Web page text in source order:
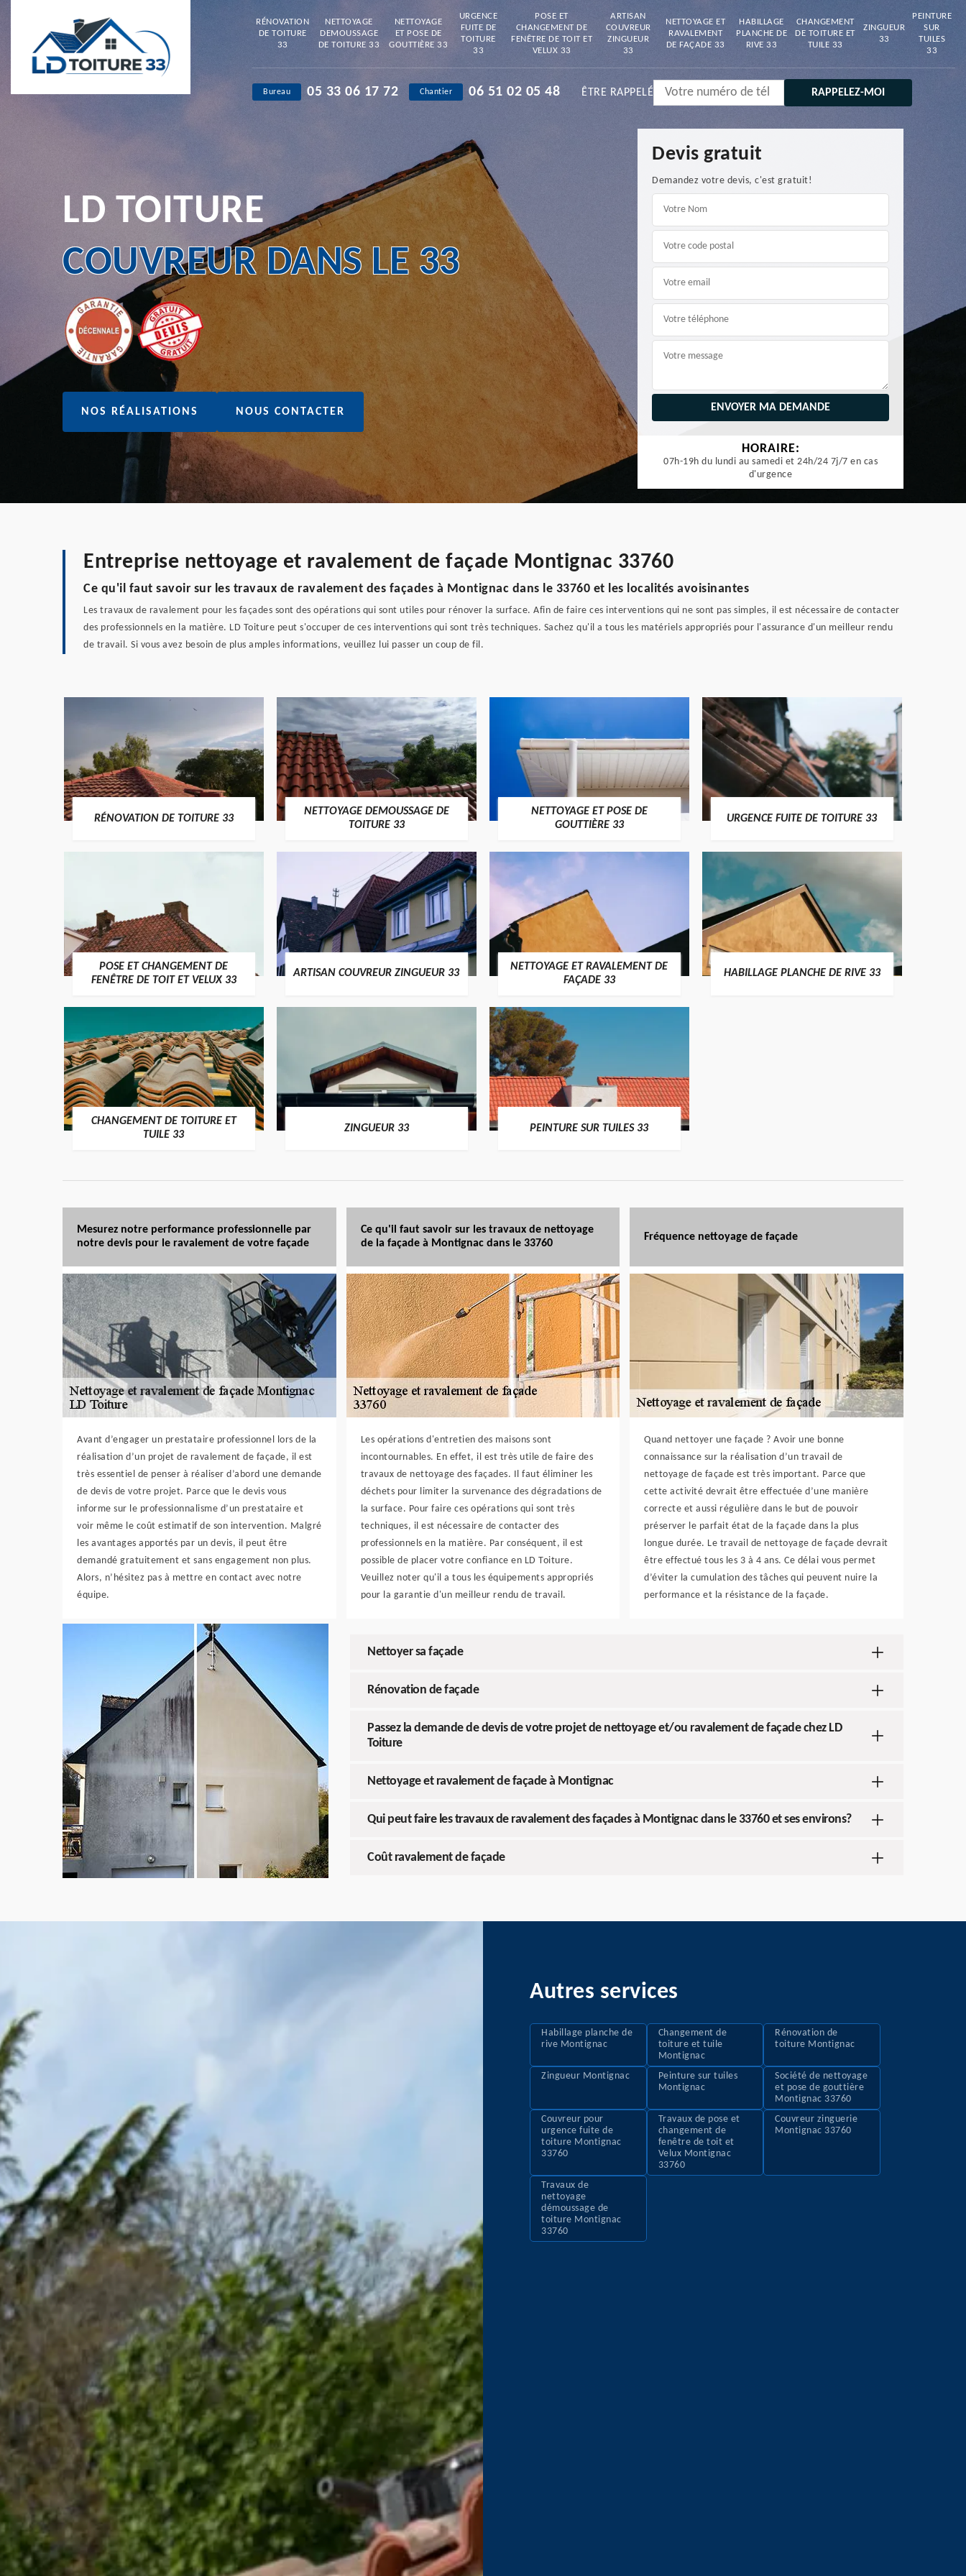
RÉNOVATION
DE TOITURE
33
NETTOYAGE
DEMOUSSAGE
DE TOITURE 33
NETTOYAGE
ET POSE DE
GOUTTIÈRE 33
URGENCE
FUITE DE
TOITURE
33
POSE ET
CHANGEMENT DE
FENÊTRE DE TOIT ET
VELUX 33
ARTISAN
COUVREUR
ZINGUEUR
33
NETTOYAGE ET
RAVALEMENT
DE FAÇADE 33
HABILLAGE
PLANCHE DE
RIVE 33
CHANGEMENT
DE TOITURE ET
TUILE 33
ZINGUEUR
33
PEINTURE
SUR
TUILES
33
Bureau 05 33 06 17 72 Chantier 06 51 02 05 48 ÊTRE RAPPELÉ
LD TOITURE
COUVREUR DANS LE 33
NOS RÉALISATIONS NOUS CONTACTER
Devis gratuit
Demandez votre devis, c'est gratuit!
HORAIRE:
07h-19h du lundi au samedi et 24h/24 7j/7 en cas
d'urgence
Entreprise nettoyage et ravalement de façade Montignac 33760
Ce qu'il faut savoir sur les travaux de ravalement des façades à Montignac dans le 33760 et les localités avoisinantes
Les travaux de ravalement pour les façades sont des opérations qui sont utiles pour rénover la surface. Afin de faire ces interventions qui ne sont pas simples, il est nécessaire de contacter
des professionnels en la matière. LD Toiture peut s'occuper de ces interventions qui sont très techniques. Sachez qu'il a tous les matériels appropriés pour l'assurance d'un meilleur rendu
de travail. Si vous avez besoin de plus amples informations, veuillez lui passer un coup de fil.
RÉNOVATION DE TOITURE 33
NETTOYAGE DEMOUSSAGE DE
TOITURE 33
NETTOYAGE ET POSE DE
GOUTTIÈRE 33
URGENCE FUITE DE TOITURE 33
POSE ET CHANGEMENT DE
FENÊTRE DE TOIT ET VELUX 33
ARTISAN COUVREUR ZINGUEUR 33
NETTOYAGE ET RAVALEMENT DE
FAÇADE 33
HABILLAGE PLANCHE DE RIVE 33
CHANGEMENT DE TOITURE ET
TUILE 33
ZINGUEUR 33 PEINTURE SUR TUILES 33
Mesurez notre performance professionnelle par
notre devis pour le ravalement de votre façade
Avant d’engager un prestataire professionnel lors de la
réalisation d’un projet de ravalement de façade, il est
très essentiel de penser à réaliser d’abord une demande
de devis de votre projet. Parce que le devis vous
informe sur le professionnalisme d’un prestataire et
voir même le coût estimatif de son intervention. Malgré
les avantages apportés par un devis, il peut être
demandé gratuitement et sans engagement non plus.
Alors, n’hésitez pas à mettre en contact avec notre
équipe.
Ce qu'il faut savoir sur les travaux de nettoyage
de la façade à Montignac dans le 33760
Les opérations d'entretien des maisons sont
incontournables. En effet, il est très utile de faire des
travaux de nettoyage des façades. Il faut éliminer les
déchets pour limiter la survenance des dégradations de
la surface. Pour faire ces opérations qui sont très
techniques, il est nécessaire de contacter des
professionnels en la matière. Par conséquent, il est
possible de placer votre confiance en LD Toiture.
Veuillez noter qu'il a tous les équipements appropriés
pour la garantie d'un meilleur rendu de travail.
Fréquence nettoyage de façade
Quand nettoyer une façade ? Avoir une bonne
connaissance sur la réalisation d’un travail de
nettoyage de façade est très important. Parce que
cette activité devrait être effectuée d’une manière
correcte et aussi régulière dans le but de pouvoir
préserver le parfait état de la façade dans la plus
longue durée. Le travail de nettoyage de façade devrait
être effectué tous les 3 à 4 ans. Ce délai vous permet
d’éviter la cumulation des tâches qui peuvent nuire la
performance et la résistance de la façade.
Nettoyer sa façade
Rénovation de façade
Passez la demande de devis de votre projet de nettoyage et/ou ravalement de façade chez LD
Toiture
Nettoyage et ravalement de façade à Montignac
Qui peut faire les travaux de ravalement des façades à Montignac dans le 33760 et ses environs?
Coût ravalement de façade
Autres services
Habillage planche de
rive Montignac
Changement de
toiture et tuile
Montignac
Rénovation de
toiture Montignac
Zingueur Montignac
Peinture sur tuiles
Montignac
Société de nettoyage
et pose de gouttière
Montignac 33760
Couvreur pour
urgence fuite de
toiture Montignac
33760
Travaux de pose et
changement de
fenêtre de toit et
Velux Montignac
33760
Couvreur zinguerie
Montignac 33760
Travaux de
nettoyage
démoussage de
toiture Montignac
33760